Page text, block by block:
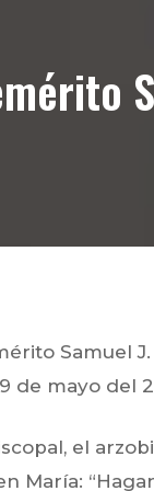
Samuel
de mayo del
el
María: